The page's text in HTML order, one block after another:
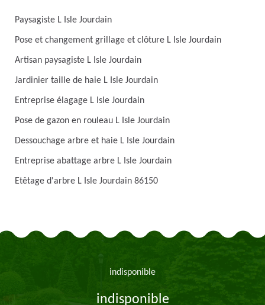
Paysagiste L Isle Jourdain
Pose et changement grillage et clôture L Isle Jourdain
Artisan paysagiste L Isle Jourdain
Jardinier taille de haie L Isle Jourdain
Entreprise élagage L Isle Jourdain
Pose de gazon en rouleau L Isle Jourdain
Dessouchage arbre et haie L Isle Jourdain
Entreprise abattage arbre L Isle Jourdain
Etêtage d'arbre L Isle Jourdain 86150
indisponible
indisponible